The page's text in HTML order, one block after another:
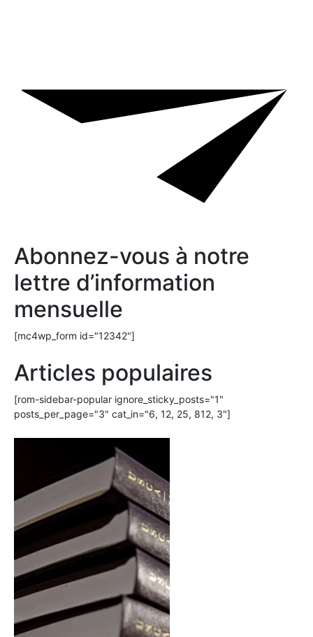
Abonnez-vous à notre
lettre d’information
mensuelle
[mc4wp_form id="12342"]
Articles populaires
[rom-sidebar-popular ignore_sticky_posts="1"
posts_per_page="3" cat_in="6, 12, 25, 812, 3"]